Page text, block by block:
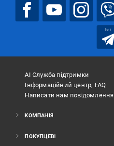
bot
АІ Служба підтримки
Інформаційний центр, FAQ
Написати нам повідомлення
КОМПАНІЯ
ПОКУПЦЕВІ